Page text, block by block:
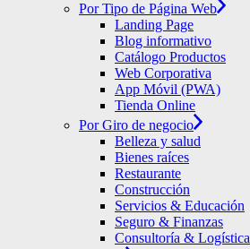
Por Tipo de Página Web
Landing Page
Blog informativo
Catálogo Productos
Web Corporativa
App Móvil (PWA)
Tienda Online
Por Giro de negocio
Belleza y salud
Bienes raíces
Restaurante
Construcción
Servicios & Educación
Seguro & Finanzas
Consultoría & Logística